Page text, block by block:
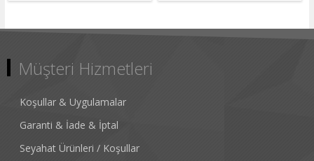
Müşteri Hizmetleri
Koşullar & Uygulamalar
Garanti & İade & İptal
Seyahat Ürünleri / Koşullar